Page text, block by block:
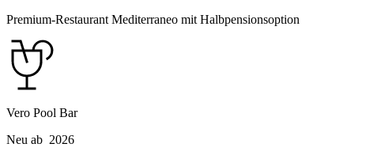
Premium-Restaurant Mediterraneo mit Halbpensionsoption
Vero Pool Bar
Neu ab 2026